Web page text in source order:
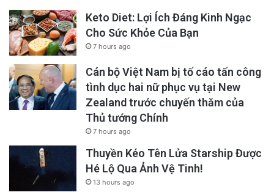
Keto Diet: Lợi Ích Đáng Kinh Ngạc
Cho Sức Khỏe Của Bạn
7 hours ago
Cán bộ Việt Nam bị tố cáo tấn công
tình dục hai nữ phục vụ tại New
Zealand trước chuyến thăm của
Thủ tướng Chính
7 hours ago
Thuyền Kéo Tên Lửa Starship Được
Hé Lộ Qua Ảnh Vệ Tinh!
13 hours ago